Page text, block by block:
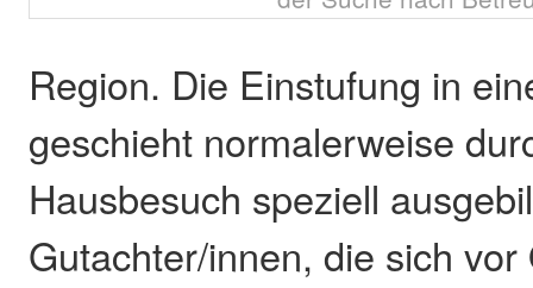
Region. Die Einstufung in
geschieht normalerweise
Hausbesuch speziell
Gutachter/innen, die sich